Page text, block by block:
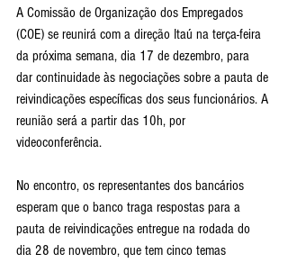
A Comissão de Organização dos Empregados
(COE) se reunirá com a direção Itaú na terça-feira
da próxima semana, dia 17 de dezembro, para
dar continuidade às negociações sobre a pauta de
reivindicações específicas dos seus funcionários. A
reunião será a partir das 10h, por
videoconferência.
No encontro, os representantes dos bancários
esperam que o banco traga respostas para a
pauta de reivindicações entregue na rodada do
dia 28 de novembro, que tem cinco temas